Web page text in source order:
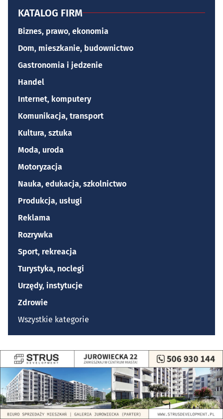
KATALOG FIRM
Biznes, prawo, ekonomia
Dom, mieszkanie, budownictwo
Gastronomia i jedzenie
Handel
Internet, komputery
Komunikacja, transport
Kultura, sztuka
Moda, uroda
Motoryzacja
Nauka, edukacja, szkolnictwo
Produkcja, usługi
Reklama
Rozrywka
Sport, rekreacja
Turystyka, noclegi
Urzędy, instytucje
Zdrowie
Wszystkie kategorie